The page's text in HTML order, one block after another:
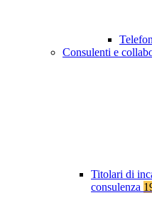
Consulenti e
Titolari di
consulenza